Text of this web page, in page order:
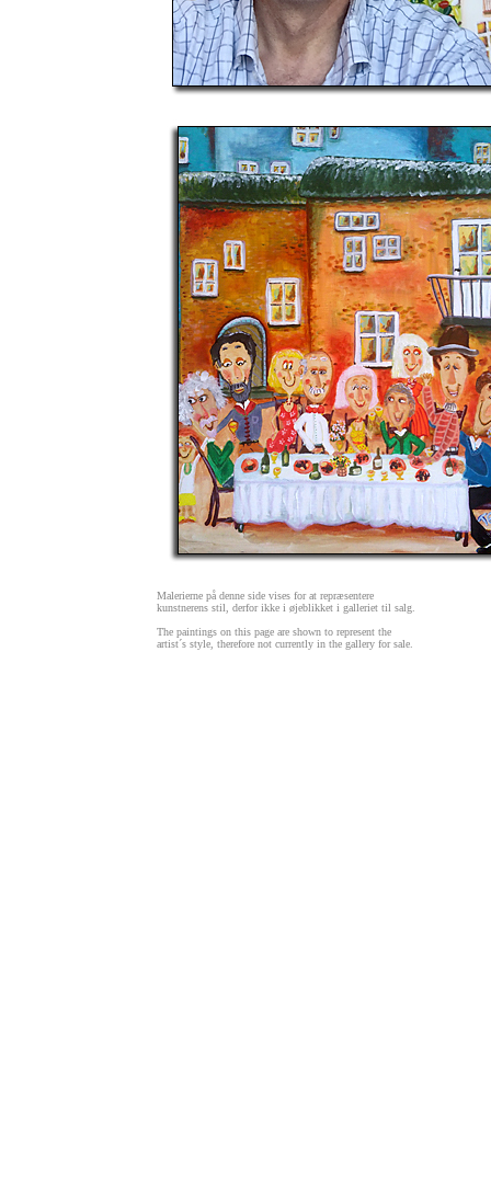
Malerierne på denne side vises for at repræsentere
kunstnerens stil, derfor ikke i øjeblikket i galleriet til salg.
The paintings on this page are shown to represent the
artist´s style, therefore not currently in the gallery for sale.